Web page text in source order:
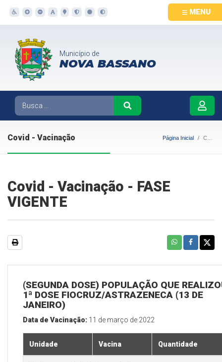
MENU
Município de
NOVA BASSANO
Covid - Vacinação Página Inicial Covid - Vacinação
Covid - Vacinação - FASE
VIGENTE
(SEGUNDA DOSE) POPULAÇÃO QUE
1ª DOSE FIOCRUZ/ASTRAZENECA (13 DE
JANEIRO)
Data de Vacinação: 11 de março de 2022
Unidade Vacina Quantidade